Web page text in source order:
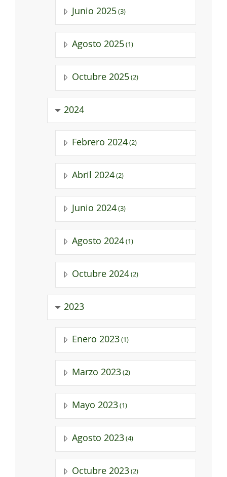
Junio 2025 (3)
Agosto 2025 (1)
Octubre 2025 (2)
2024
Febrero 2024 (2)
Abril 2024 (2)
Junio 2024 (3)
Agosto 2024 (1)
Octubre 2024 (2)
2023
Enero 2023 (1)
Marzo 2023 (2)
Mayo 2023 (1)
Agosto 2023 (4)
Octubre 2023 (2)